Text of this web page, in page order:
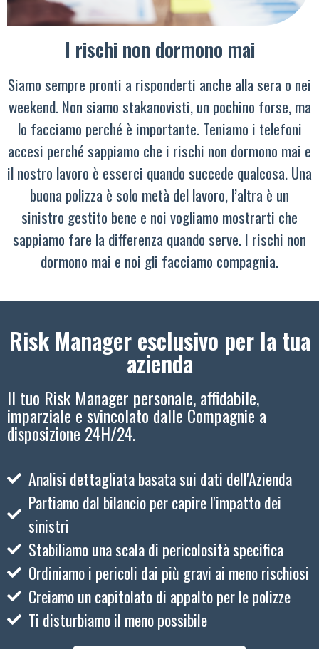
I rischi non dormono mai
Siamo sempre pronti a risponderti anche alla sera o nei
weekend. Non siamo stakanovisti, un pochino forse, ma
lo facciamo perché è importante. Teniamo i telefoni
accesi perché sappiamo che i rischi non dormono mai e
il nostro lavoro è esserci quando succede qualcosa. Una
buona polizza è solo metà del lavoro, l’altra è un
sinistro gestito bene e noi vogliamo mostrarti che
sappiamo fare la differenza quando serve. I rischi non
dormono mai e noi gli facciamo compagnia.
Risk Manager esclusivo per la tua
azienda
Il tuo Risk Manager personale, affidabile,
imparziale e svincolato dalle Compagnie a
disposizione 24H/24.
Analisi dettagliata basata sui dati dell'Azienda
Partiamo dal bilancio per capire l'impatto dei
sinistri
Stabiliamo una scala di pericolosità specifica
Ordiniamo i pericoli dai più gravi ai meno rischiosi
Creiamo un capitolato di appalto per le polizze
Ti disturbiamo il meno possibile